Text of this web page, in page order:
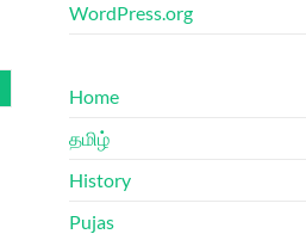
WordPress.org
Home
தமிழ்
History
Pujas